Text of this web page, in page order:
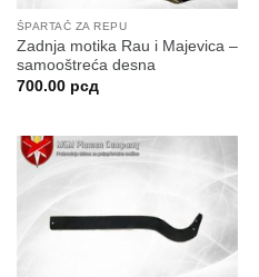
ŠPARTAČ ZA REPU
Zadnja motika Rau i Majevica –
samooštreća desna
700.00 рсд